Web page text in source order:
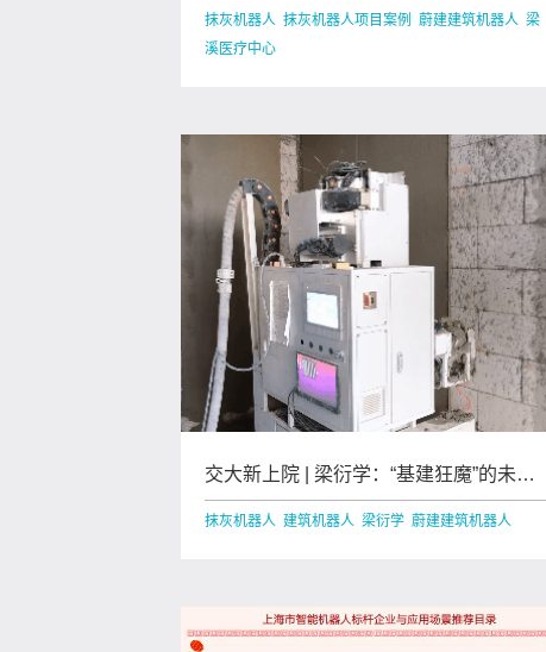
疗中心
抹灰机器人 抹灰机器人项目案例 蔚建建筑机器人 梁
溪医疗中心
交大新上院 | 梁衍学：“基建狂魔”的未来
一定是建筑机器人
抹灰机器人 建筑机器人 梁衍学 蔚建建筑机器人